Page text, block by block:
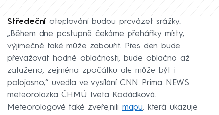
Středeční oteplování budou provázet srážky.
„Během dne postupně čekáme přeháňky místy,
výjimečně také může zabouřit. Přes den bude
převažovat hodně oblačnosti, bude oblačno až
zataženo, zejména zpočátku ale může být i
polojasno,“ uvedla ve vysílání CNN Prima NEWS
meteoroložka ČHMÚ Iveta Kodádková.
Meteorologové také zveřejnili mapu, která ukazuje